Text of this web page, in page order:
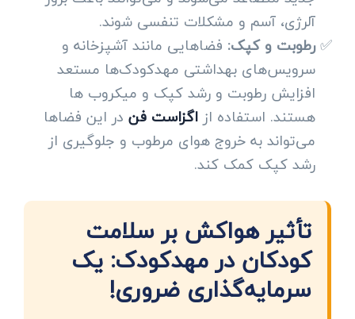
آلرژی، آسم و مشکلات تنفسی شوند.
رطوبت و کپک: فضاهایی مانند آشپزخانه و
سرویس‌های بهداشتی مهدکودک‌ها مستعد
افزایش رطوبت و رشد کپک و میکروب ها
هستند. استفاده ازاگزاست فن در این فضاها
می‌تواند به خروج هوای مرطوب و جلوگیری از
رشد کپک کمک کند.
تأثیر هواکش بر سلامت
کودکان در مهدکودک: یک
سرمایه‌گذاری ضروری!